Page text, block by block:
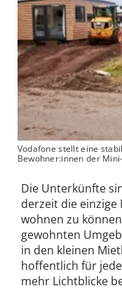
Vodafone stellt eine
Bewohner:innen der
Die Unterkünfte
derzeit die
wohnen zu
gewohnten
in den kleinen
hoffentlich für
mehr Lichtblicke